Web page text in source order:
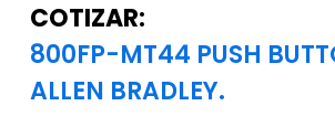
COTIZAR:
800FP-MT44 PUSH
ALLEN BRADLEY.